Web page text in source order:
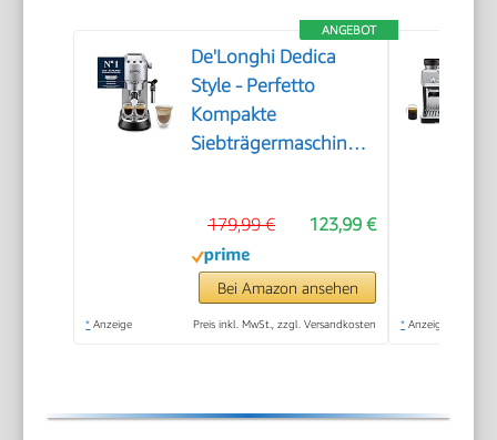
ANGEBOT
De'Longhi Dedica
Style - Perfetto
Kompakte
Siebträgermaschine
Milchaufschäumer für
Espresso und
Cappuccino, ESE Pad
geeignet, 15cm breit,
123,99 €
179,99 €
Bei Amazon ansehen
* Anzeige Preis inkl. MwSt., zzgl. Versandkosten * Anzeige